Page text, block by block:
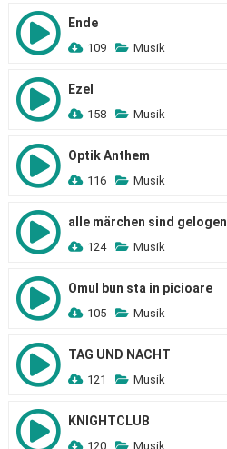
Ende
109 Musik
Ezel
158 Musik
Optik Anthem
116 Musik
alle märchen sind gelogen
124 Musik
Omul bun sta in picioare
105 Musik
TAG UND NACHT
121 Musik
KNIGHTCLUB
120 Musik